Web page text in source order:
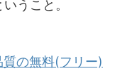
うこと。
の無料(フリー)